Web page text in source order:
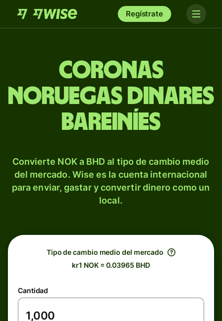
Regístrate
Coronas
noruegas dinares
bareiníes
Convierte NOK a BHD al tipo de cambio medio
del mercado. Wise es la cuenta internacional
para enviar, gastar y convertir dinero como un
local.
Tipo de cambio medio del mercado
kr1 NOK = 0.03965 BHD
Cantidad